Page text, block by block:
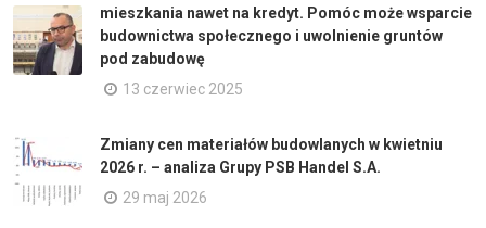
mieszkania nawet na kredyt. Pomóc może wsparcie
budownictwa społecznego i uwolnienie gruntów
pod zabudowę
13 czerwiec 2025
Zmiany cen materiałów budowlanych w kwietniu
2026 r. – analiza Grupy PSB Handel S.A.
29 maj 2026